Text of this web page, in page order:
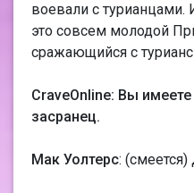
воевали с
это совсем молодой
сражающийся с
CraveOnline: Вы
засранец.
Мак Уолтерс: (смеется)